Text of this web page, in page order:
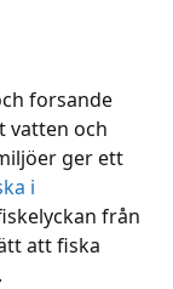
forsande
vatten och
ger ett
i
från
att fiska